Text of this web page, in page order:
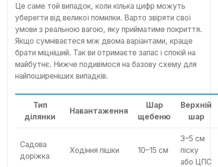
Це саме той випадок, коли кілька цифр можуть
уберегти від великої помилки. Варто звіряти свої
умови з реальною вагою, яку прийматиме покриття.
Якщо сумніваєтеся між двома варіантами, краще
брати міцніший. Так ви отримаєте запас і спокій на
майбутнє. Нижче подивімося на базову схему для
найпоширеніших випадків.
Тип
ділянки
Навантаження
Шар
щебеню
Верхній
шар
Садова
доріжка
Ходіння пішки 10–15 см
3–5 см
піску
або ЦПС